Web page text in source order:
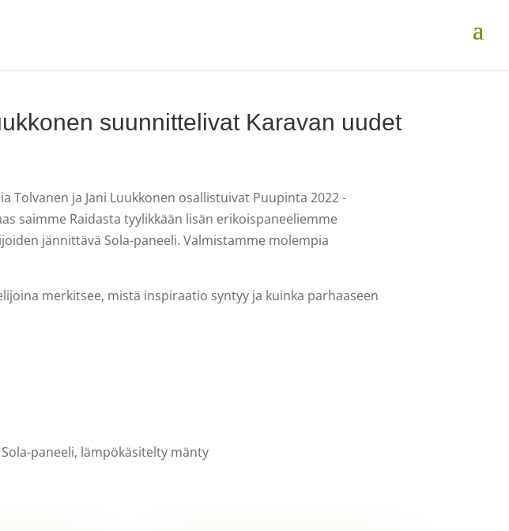
suunnittelivat Karavan uudet
ja Jani Luukkonen osallistuivat Puupinta 2022 -
saimme Raidasta tyylikkään lisän erikoispaneeliemme
jännittävä Sola-paneeli. Valmistamme molempia
merkitsee, mistä inspiraatio syntyy ja kuinka parhaaseen
Sola-paneeli, lämpökäsitelty mänty